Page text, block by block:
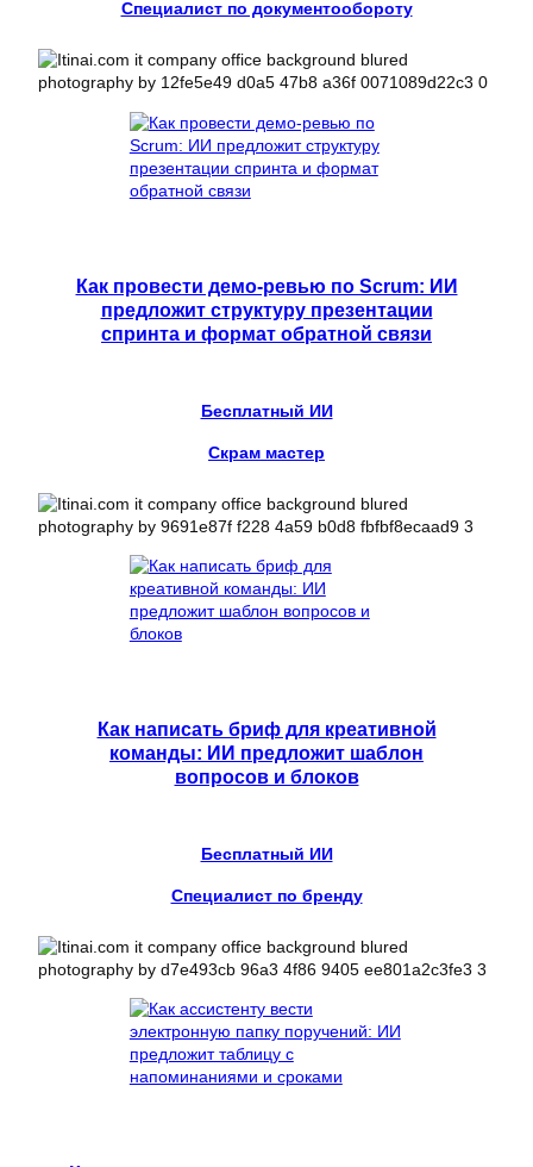
Специалист по документообороту
Как провести демо-ревью по Scrum: ИИ
предложит структуру презентации
спринта и формат обратной связи
Бесплатный ИИ
Скрам мастер
Как написать бриф для креативной
команды: ИИ предложит шаблон
вопросов и блоков
Бесплатный ИИ
Специалист по бренду